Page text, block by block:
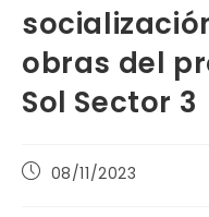
obras del
Sol Sector 3
Publicación
08/11/2023